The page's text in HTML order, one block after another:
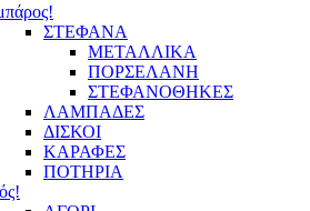
ΣΤΕΦΑΝΑ
ΜΕΤΑΛΛΙΚΑ
ΠΟΡΣΕΛΑΝΗ
ΣΤΕΦΑΝΟΘΗΚΕΣ
ΛΑΜΠΑΔΕΣ
ΔΙΣΚΟΙ
ΚΑΡΑΦΕΣ
ΠΟΤΗΡΙΑ